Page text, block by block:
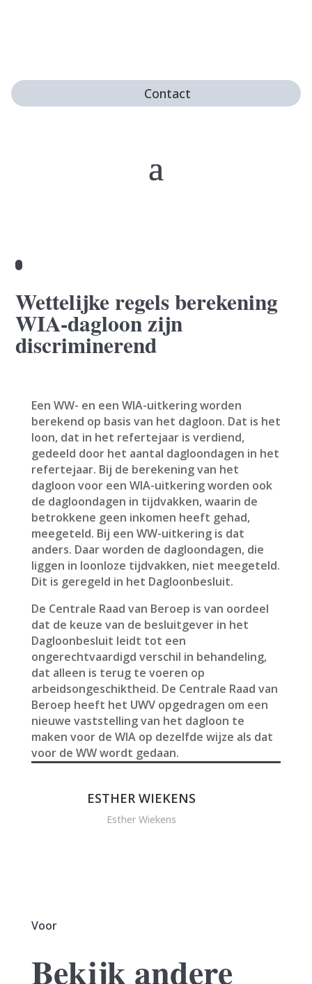
Contact
Wettelijke regels berekening
WIA-dagloon zijn
discriminerend
Een WW- en een WIA-uitkering worden
berekend op basis van het dagloon. Dat is het
loon, dat in het refertejaar is verdiend,
gedeeld door het aantal dagloondagen in het
refertejaar. Bij de berekening van het
dagloon voor een WIA-uitkering worden ook
de dagloondagen in tijdvakken, waarin de
betrokkene geen inkomen heeft gehad,
meegeteld. Bij een WW-uitkering is dat
anders. Daar worden de dagloondagen, die
liggen in loonloze tijdvakken, niet meegeteld.
Dit is geregeld in het Dagloonbesluit.
De Centrale Raad van Beroep is van oordeel
dat de keuze van de besluitgever in het
Dagloonbesluit leidt tot een
ongerechtvaardigd verschil in behandeling,
dat alleen is terug te voeren op
arbeidsongeschiktheid. De Centrale Raad van
Beroep heeft het UWV opgedragen om een
nieuwe vaststelling van het dagloon te
maken voor de WIA op dezelfde wijze als dat
voor de WW wordt gedaan.
ESTHER WIEKENS
Esther Wiekens
Voor
Bekijk andere